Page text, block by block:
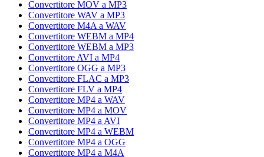
Convertitore MOV a MP3
Convertitore WAV a MP3
Convertitore M4A a WAV
Convertitore WEBM a MP4
Convertitore WEBM a MP3
Convertitore AVI a MP4
Convertitore OGG a MP3
Convertitore FLAC a MP3
Convertitore FLV a MP4
Convertitore MP4 a WAV
Convertitore MP4 a MOV
Convertitore MP4 a AVI
Convertitore MP4 a WEBM
Convertitore MP4 a OGG
Convertitore MP4 a M4A